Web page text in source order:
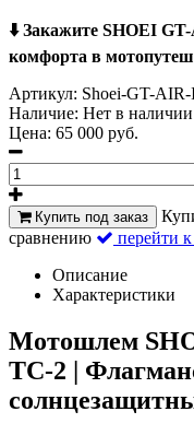
⬇️ Закажите SHOEI
комфорта в
Артикул: Shoei-GT-
Наличие: Нет в наличии
Цена: 65 000 руб.
Купить под заказ
сравнению
перейти
Описание
Характеристики
Мотошлем
TC-2 |